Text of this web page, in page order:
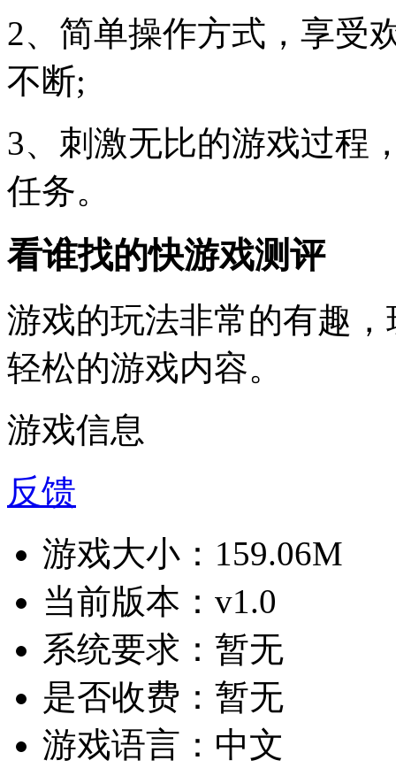
2、简单操作方式，享受
不断;
3、刺激无比的游戏过程
任务。
看谁找的快游戏测评
游戏的玩法非常的有趣
轻松的游戏内容。
游戏信息
反馈
游戏大小： 159.06M
当前版本： v1.0
系统要求： 暂无
是否收费： 暂无
游戏语言： 中文